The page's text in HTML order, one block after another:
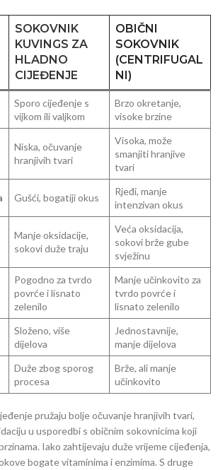
SOKOVNIK
KUVINGS ZA
HLADNO
CIJEĐENJE
OBIČNI
SOKOVNIK
(CENTRIFUGAL
NI)
Sporo cijeđenje s
vijkom ili valjkom
Brzo okretanje,
visoke brzine
Niska, očuvanje
hranjivih tvari
Visoka, može
smanjiti hranjive
tvari
Gušći, bogatiji okus
Rjeđi, manje
intenzivan okus
Manje oksidacije,
sokovi duže traju
Veća oksidacija,
sokovi brže gube
svježinu
Pogodno za tvrdo
povrće i lisnato
zelenilo
Manje učinkovito za
tvrdo povrće i
lisnato zelenilo
Složeno, više
dijelova
Jednostavnije,
manje dijelova
Duže zbog sporog
procesa
Brže, ali manje
učinkovito
pružaju bolje očuvanje hranjivih tvari,
u usporedbi s običnim sokovnicima koji
Iako zahtijevaju duže vrijeme cijeđenja,
bogate vitaminima i enzimima. S druge